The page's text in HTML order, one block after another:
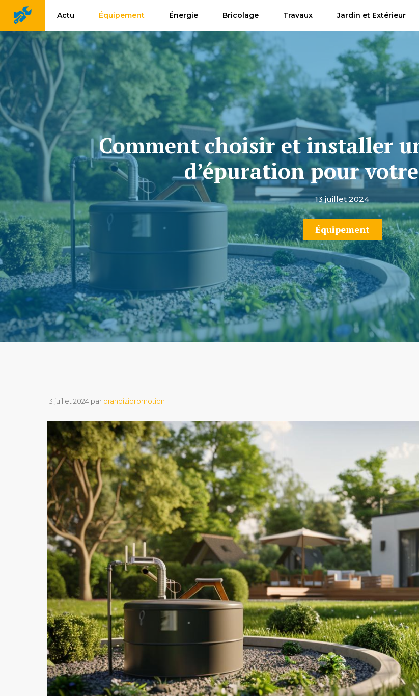
contenu
Actu Équipement Énergie Bricolage Travaux Jardin et Extérieur
Comment choisir et installer
d’épuration pour
13 juillet 2024
Équipement
13 juillet 2024 par brandizipromotion